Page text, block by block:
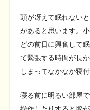
頭が冴えて眠れない
があると思います。
どの前日に興奮して
て緊張する時間が長
しまってなかなか寝
寝る前に明るい部屋
操作したりすると脳